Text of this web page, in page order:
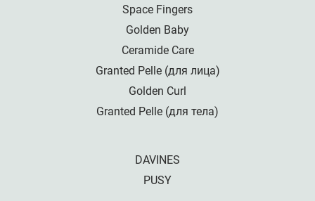
Space Fingers
Golden Baby
Ceramide Care
Granted Pelle (для лица)
Golden Curl
Granted Pelle (для тела)
DAVINES
PUSY